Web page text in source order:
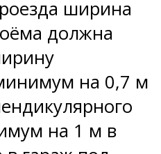
ширина
должна
на 0,7 м
на 1 м в